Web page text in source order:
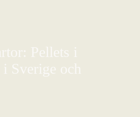
Pellets i
Sverige och